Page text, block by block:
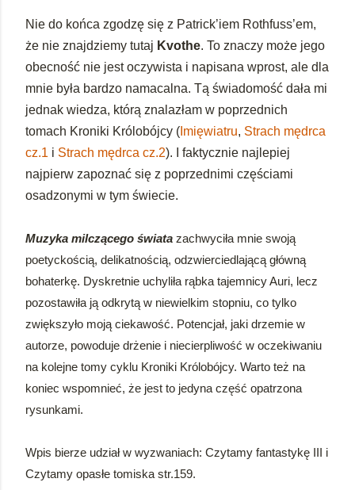
Nie do końca zgodzę się z Patrick’iem Rothfuss’em,
że nie znajdziemy tutaj Kvothe. To znaczy może jego
obecność nie jest oczywista i napisana wprost, ale dla
mnie była bardzo namacalna. Tą świadomość dała mi
jednak wiedza, którą znalazłam w poprzednich
tomach Kroniki Królobójcy ( Imięwiatru, Strach mędrca
cz.1 i Strach mędrca cz.2). I faktycznie najlepiej
najpierw zapoznać się z poprzednimi częściami
osadzonymi w tym świecie.
Muzyka milczącego świata zachwyciła mnie swoją
poetyckością, delikatnością, odzwierciedlającą główną
bohaterkę. Dyskretnie uchyliła rąbka tajemnicy Auri, lecz
pozostawiła ją odkrytą w niewielkim stopniu, co tylko
zwiększyło moją ciekawość. Potencjał, jaki drzemie w
autorze, powoduje drżenie i niecierpliwość w oczekiwaniu
na kolejne tomy cyklu Kroniki Królobójcy. Warto też na
koniec wspomnieć, że jest to jedyna część opatrzona
rysunkami.
Wpis bierze udział w wyzwaniach: Czytamy fantastykę III i
Czytamy opasłe tomiska str.159.